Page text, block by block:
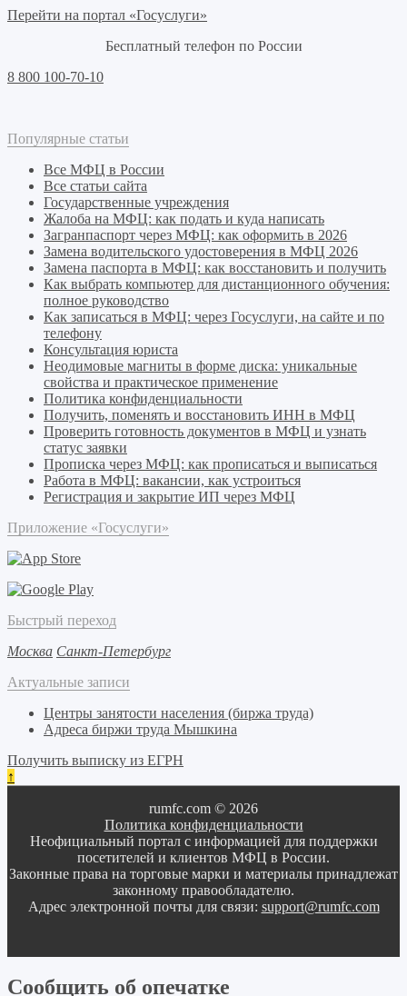
Перейти на портал «Госуслуги»
Бесплатный телефон по России
8 800 100-70-10
Популярные статьи
Все МФЦ в России
Все статьи сайта
Государственные учреждения
Жалоба на МФЦ: как подать и куда написать
Загранпаспорт через МФЦ: как оформить в 2026
Замена водительского удостоверения в МФЦ 2026
Замена паспорта в МФЦ: как восстановить и получить
Как выбрать компьютер для дистанционного обучения:
полное руководство
Как записаться в МФЦ: через Госуслуги, на сайте и по
телефону
Консультация юриста
Неодимовые магниты в форме диска: уникальные
свойства и практическое применение
Политика конфиденциальности
Получить, поменять и восстановить ИНН в МФЦ
Проверить готовность документов в МФЦ и узнать
статус заявки
Прописка через МФЦ: как прописаться и выписаться
Работа в МФЦ: вакансии, как устроиться
Регистрация и закрытие ИП через МФЦ
Приложение «Госуслуги»
Быстрый переход
Москва Санкт-Петербург
Актуальные записи
Центры занятости населения (биржа труда)
Адреса биржи труда Мышкина
Получить выписку из ЕГРН
↑
rumfc.com © 2026
Политика конфиденциальности
Неофициальный портал с информацией для поддержки
посетителей и клиентов МФЦ в России.
Законные права на торговые марки и материалы принадлежат
законному правообладателю.
Адрес электронной почты для связи: support@rumfc.com
Сообщить об опечатке